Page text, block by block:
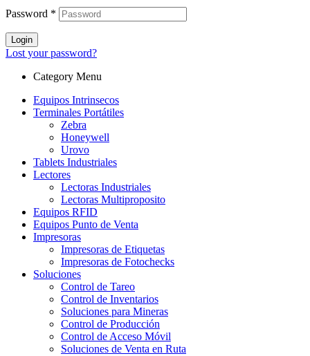
Password *
Login
Lost your password?
Category Menu
Equipos Intrinsecos
Terminales Portátiles
Zebra
Honeywell
Urovo
Tablets Industriales
Lectores
Lectoras Industriales
Lectoras Multiproposito
Equipos RFID
Equipos Punto de Venta
Impresoras
Impresoras de Etiquetas
Impresoras de Fotochecks
Soluciones
Control de Tareo
Control de Inventarios
Soluciones para Mineras
Control de Producción
Control de Acceso Móvil
Soluciones de Venta en Ruta